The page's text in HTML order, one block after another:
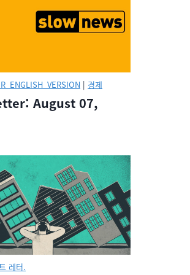
| 경제
August 07,
레터.